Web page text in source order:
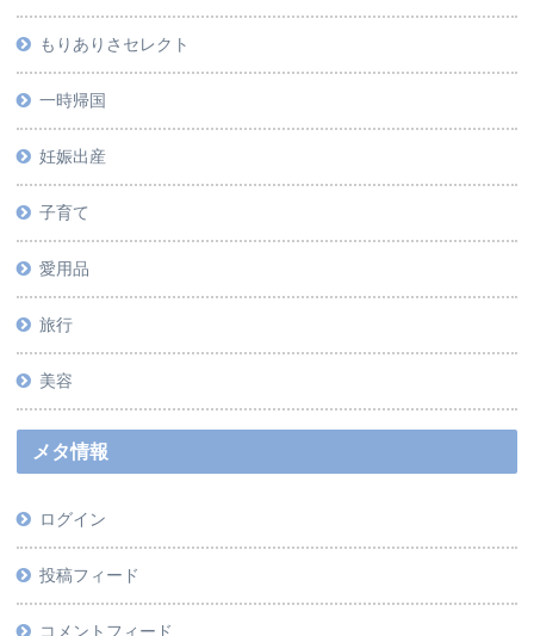
もりありさセレクト
一時帰国
妊娠出産
子育て
愛用品
旅行
美容
メタ情報
ログイン
投稿フィード
コメントフィード